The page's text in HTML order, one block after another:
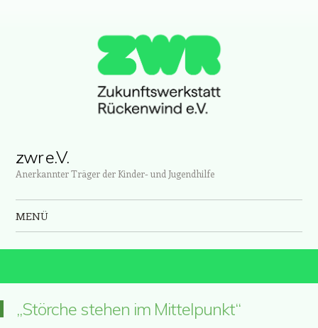
zwr e.V.
Anerkannter Träger der Kinder- und Jugendhilfe
MENÜ
„Störche stehen im Mittelpunkt“